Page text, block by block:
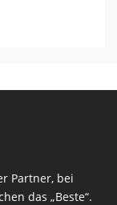
Partner, bei
das „Beste“.